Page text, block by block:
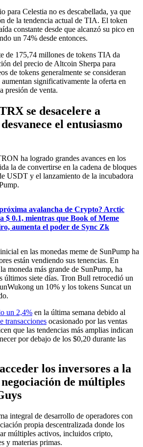
para Celestia no es descabellada, ya que
de la tendencia actual de TIA. El token
constante desde que alcanzó su pico en
un 74% desde entonces.
de 175,74 millones de tokens TIA da
del precio de Altcoin Sherpa para
de tokens generalmente se consideran
significativamente la oferta en
presión de venta.
se desacelere a
el entusiasmo
ha logrado grandes avances en los
la de convertirse en la cadena de bloques
USDT y el lanzamiento de la incubadora
avalancha de Crypto? Arctic
$ 0.1, mientras que Book of Meme
aumenta el poder de Sync Zk
en las monedas meme de SunPump ha
están vendiendo sus tenencias. En
moneda más grande de SunPump, ha
últimos siete días. Tron Bull retrocedió un
un 10% y los tokens Suncat un
un 2,4% en la última semana debido al
transacciones ocasionado por las ventas
que las tendencias más amplias indican
por debajo de los $0,20 durante las
los inversores a la
de múltiples
integral de desarrollo de operadores con
propia descentralizada donde los
múltiples activos, incluidos cripto,
y materias primas.